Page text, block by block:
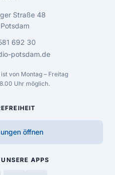
Straße 48
692 30
potsdam.de
von Montag – Freitag
Uhr möglich.
öffnen
UNSERE APPS